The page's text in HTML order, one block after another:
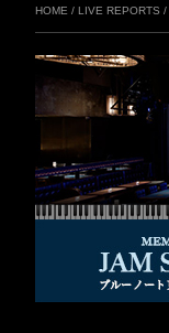
HOME / LIVE REPORTS /